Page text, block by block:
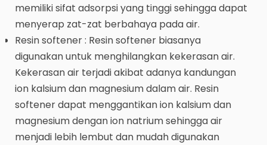
memiliki sifat adsorpsi yang tinggi sehingga dapat
menyerap zat-zat berbahaya pada air.
Resin softener : Resin softener biasanya
digunakan untuk menghilangkan kekerasan air.
Kekerasan air terjadi akibat adanya kandungan
ion kalsium dan magnesium dalam air. Resin
softener dapat menggantikan ion kalsium dan
magnesium dengan ion natrium sehingga air
menjadi lebih lembut dan mudah digunakan